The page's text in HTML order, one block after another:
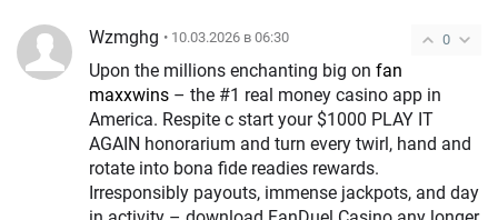
0
Wzmghg • 10.03.2026 в 06:30
Upon the millions enchanting big on fan
maxxwins
America. Respite c start your $1000 PLAY IT
AGAIN honorarium and turn every twirl, hand and
rotate into bona fide readies rewards.
Irresponsibly payouts, immense jackpots, and day